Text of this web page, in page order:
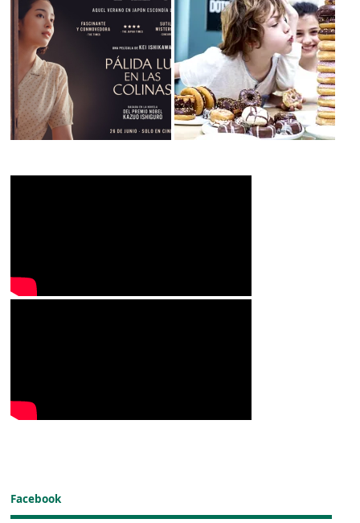
Facebook